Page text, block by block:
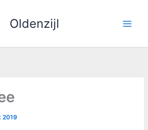
Oldenzijl
2019